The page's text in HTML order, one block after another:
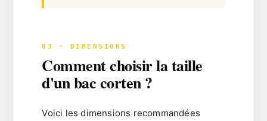
03 · DIMENSIONS
Comment choisir la taille
d'un bac corten ?
Voici les dimensions recommandées